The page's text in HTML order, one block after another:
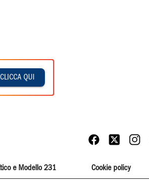
CLICCA QUI
e Modello 231 Cookie policy